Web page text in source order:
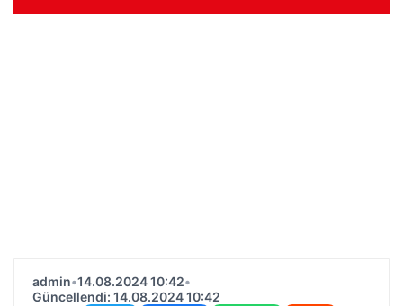
admin•14.08.2024 10:42•
Güncellendi: 14.08.2024 10:42